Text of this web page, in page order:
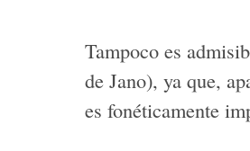
Tampoco es
de Jano), ya que,
es fonéticamente